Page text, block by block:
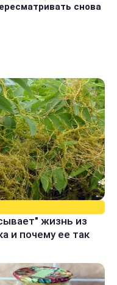
снова
жизнь из
и почему ее так